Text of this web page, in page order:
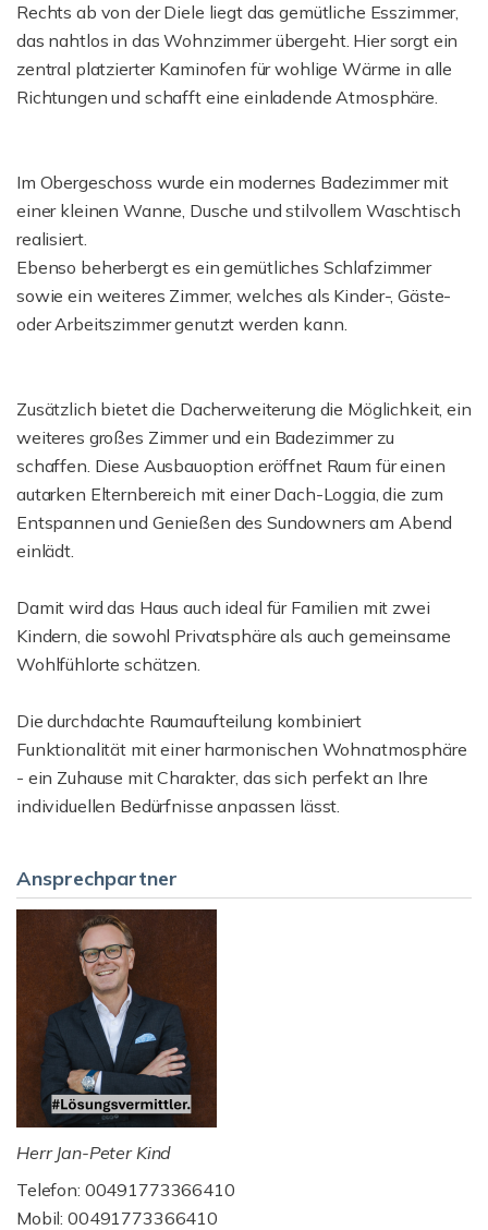
Rechts ab von der Diele liegt das gemütliche Esszimmer,
das nahtlos in das Wohnzimmer übergeht. Hier sorgt ein
zentral platzierter Kaminofen für wohlige Wärme in alle
Richtungen und schafft eine einladende Atmosphäre.
Im Obergeschoss wurde ein modernes Badezimmer mit
einer kleinen Wanne, Dusche und stilvollem Waschtisch
realisiert.
Ebenso beherbergt es ein gemütliches Schlafzimmer
sowie ein weiteres Zimmer, welches als Kinder-, Gäste-
oder Arbeitszimmer genutzt werden kann.
Zusätzlich bietet die Dacherweiterung die Möglichkeit, ein
weiteres großes Zimmer und ein Badezimmer zu
schaffen. Diese Ausbauoption eröffnet Raum für einen
autarken Elternbereich mit einer Dach-Loggia, die zum
Entspannen und Genießen des Sundowners am Abend
einlädt.
Damit wird das Haus auch ideal für Familien mit zwei
Kindern, die sowohl Privatsphäre als auch gemeinsame
Wohlfühlorte schätzen.
Die durchdachte Raumaufteilung kombiniert
Funktionalität mit einer harmonischen Wohnatmosphäre
- ein Zuhause mit Charakter, das sich perfekt an Ihre
individuellen Bedürfnisse anpassen lässt.
Ansprechpartner
Herr Jan-Peter Kind
Telefon: 00491773366410
Mobil: 00491773366410